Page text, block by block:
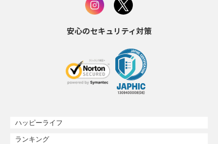
安心のセキュリティ対策
ハッピーライフ
ランキング